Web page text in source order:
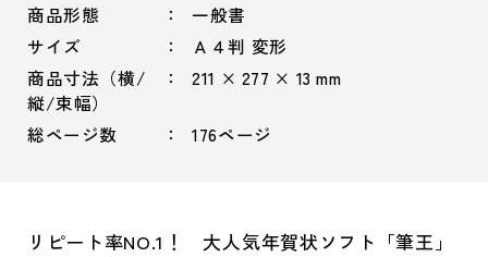
商品形態
一般書
サイズ
Ａ４判 変形
商品寸法（横/
縦/束幅）
211 × 277 × 13 mm
総ページ数 176ページ
リピート率NO.1！ 大人気年賀状ソフト「筆王」